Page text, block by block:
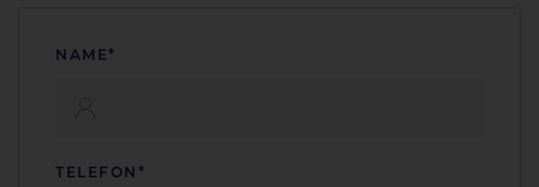
NAME*
TELEFON*